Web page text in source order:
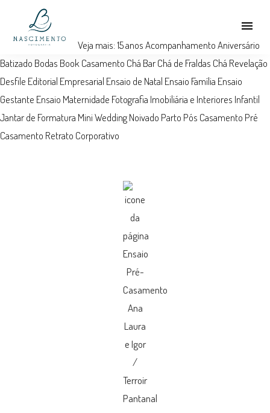
menu
Veja mais:15 anos AcompanhamentoAniversário
Batizado Bodas Book Casamento Chá BarChá de Fraldas Chá Revelação
Desfile Editorial Empresarial Ensaio de Natal Ensaio Família Ensaio
Gestante Ensaio Maternidade Fotografia Imobiliária e Interiores Infantil
Jantar de Formatura Mini WeddingNoivado Parto Pós Casamento Pré
Casamento Retrato Corporativo